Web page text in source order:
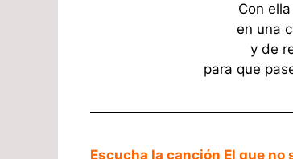
Con
en una
y de
para que
Escucha la canción El que no